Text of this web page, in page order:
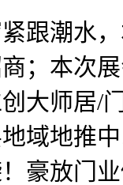
潮水，
；本次
大师居/
域地推
豪放门